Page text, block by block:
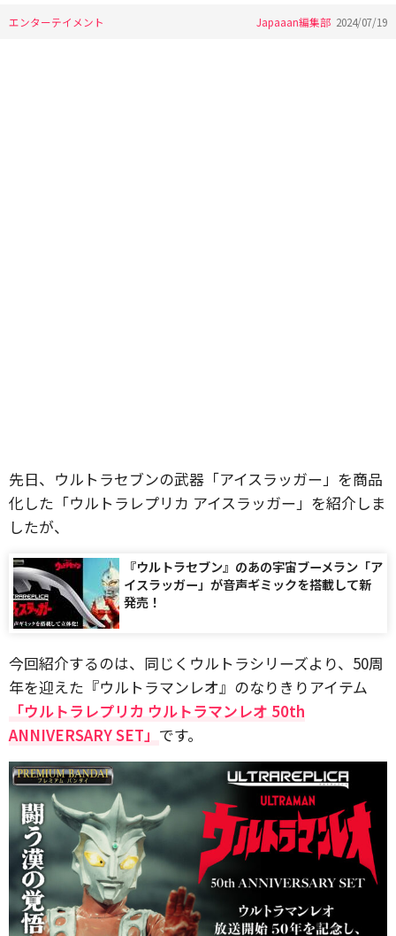
エンターテイメント Japaaan編集部 2024/07/19
先日、ウルトラセブンの武器「アイスラッガー」を商品
化した「ウルトラレプリカ アイスラッガー」を紹介しま
したが、
『ウルトラセブン』のあの宇宙ブーメラン「ア
イスラッガー」が音声ギミックを搭載して新
発売！
今回紹介するのは、同じくウルトラシリーズより、50周
年を迎えた『ウルトラマンレオ』のなりきりアイテム
「ウルトラレプリカ ウルトラマンレオ 50th
ANNIVERSARY SET」 です。